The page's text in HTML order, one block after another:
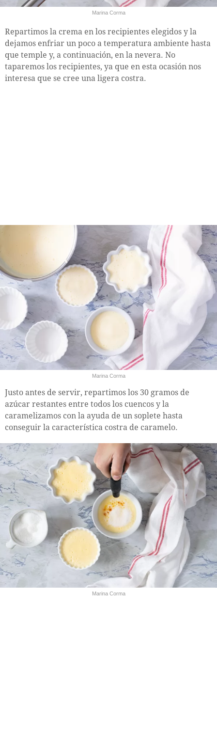
Marina Corma
Repartimos la crema en los recipientes elegidos y la
dejamos enfriar un poco a temperatura ambiente hasta
que temple y, a continuación, en la nevera. No
taparemos los recipientes, ya que en esta ocasión nos
interesa que se cree una ligera costra.
Marina Corma
Justo antes de servir, repartimos los 30 gramos de
azúcar restantes entre todos los cuencos y la
caramelizamos con la ayuda de un soplete hasta
conseguir la característica costra de caramelo.
Marina Corma